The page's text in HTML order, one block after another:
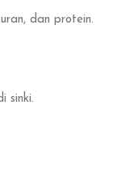
dan protein.
sinki.